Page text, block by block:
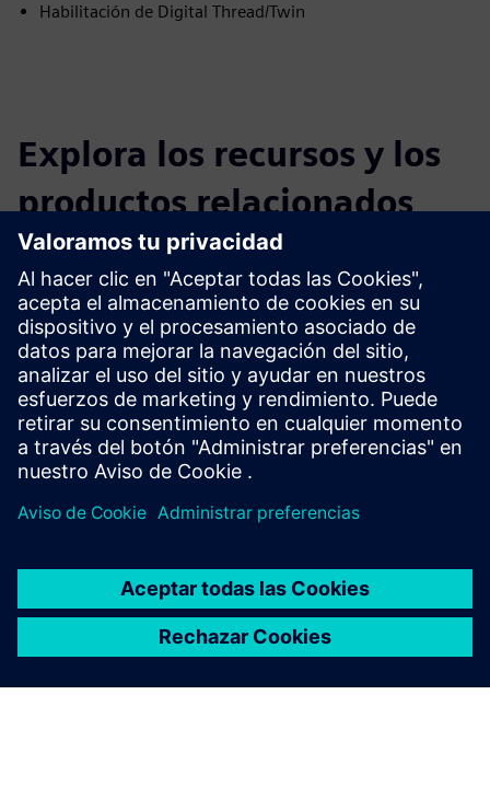
Habilitación de Digital Thread/Twin
Explora los recursos y los
productos relacionados
Información y recursos adicionales
Más información
Requisitos previos
ninguno